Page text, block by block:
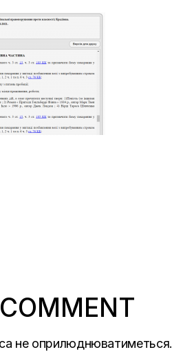
Новітні історії
не оприлюднюватиметься.